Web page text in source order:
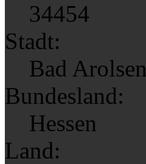
34454
Stadt:
Bad Arolsen
Bundesland:
Hessen
Land: